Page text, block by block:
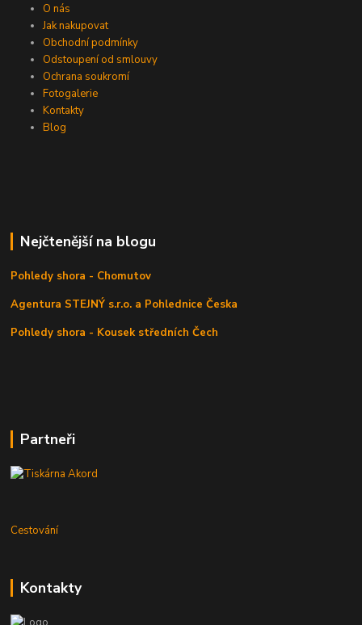
O nás
Jak nakupovat
Obchodní podmínky
Odstoupení od smlouvy
Ochrana soukromí
Fotogalerie
Kontakty
Blog
Nejčtenější na blogu
Pohledy shora - Chomutov
Agentura STEJNÝ s.r.o. a Pohlednice Česka
Pohledy shora - Kousek středních Čech
Partneři
Cestování
Kontakty